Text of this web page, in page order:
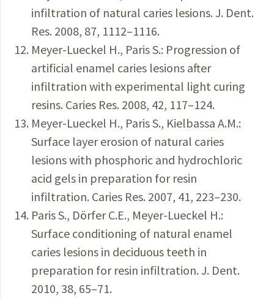
infiltration of natural caries lesions. J. Dent.
Res. 2008, 87, 1112–1116.
Meyer-Lueckel H., Paris S.: Progression of
artificial enamel caries lesions after
infiltration with experimental light curing
resins. Caries Res. 2008, 42, 117–124.
Meyer-Lueckel H., Paris S., Kielbassa A.M.:
Surface layer erosion of natural caries
lesions with phosphoric and hydrochloric
acid gels in preparation for resin
infiltration. Caries Res. 2007, 41, 223–230.
Paris S., Dörfer C.E., Meyer-Lueckel H.:
Surface conditioning of natural enamel
caries lesions in deciduous teeth in
preparation for resin infiltration. J. Dent.
2010, 38, 65–71.